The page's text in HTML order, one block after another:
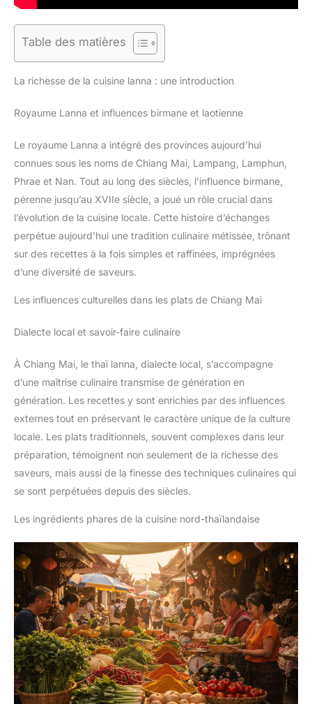
Table des matières
La richesse de la cuisine lanna : une introduction
Royaume Lanna et influences birmane et laotienne
Le royaume Lanna a intégré des provinces aujourd’hui
connues sous les noms de Chiang Mai, Lampang, Lamphun,
Phrae et Nan. Tout au long des siècles, l’influence birmane,
pérenne jusqu’au XVIIe siècle, a joué un rôle crucial dans
l’évolution de la cuisine locale. Cette histoire d’échanges
perpétue aujourd’hui une tradition culinaire métissée, trônant
sur des recettes à la fois simples et raffinées, imprégnées
d’une diversité de saveurs.
Les influences culturelles dans les plats de Chiang Mai
Dialecte local et savoir-faire culinaire
À Chiang Mai, le thaï lanna, dialecte local, s’accompagne
d’une maîtrise culinaire transmise de génération en
génération. Les recettes y sont enrichies par des influences
externes tout en préservant le caractère unique de la culture
locale. Les plats traditionnels, souvent complexes dans leur
préparation, témoignent non seulement de la richesse des
saveurs, mais aussi de la finesse des techniques culinaires qui
se sont perpétuées depuis des siècles.
Les ingrédients phares de la cuisine nord-thaïlandaise